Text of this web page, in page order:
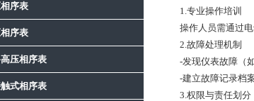
序表
序表
压相序表
式相序表
1.专业操作培训
操作人员需通过电
2.故障处理机制
-发现仪表故障（如
-建立故障记录档案
3.权限与责任划分